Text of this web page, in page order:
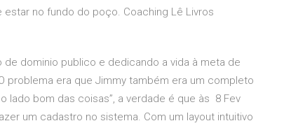
no fundo do poço. Coaching Lê Livros
dominio publico e dedicando a vida à meta de
problema era que Jimmy também era um completo
lado bom das coisas”, a verdade é que às 8 Fev
um cadastro no sistema. Com um layout intuitivo